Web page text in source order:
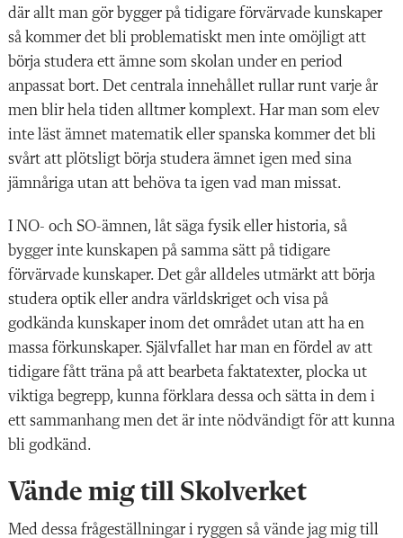
där allt man gör bygger på tidigare förvärvade kunskaper
så kommer det bli problematiskt men inte omöjligt att
börja studera ett ämne som skolan under en period
anpassat bort. Det centrala innehållet rullar runt varje år
men blir hela tiden alltmer komplext. Har man som elev
inte läst ämnet matematik eller spanska kommer det bli
svårt att plötsligt börja studera ämnet igen med sina
jämnåriga utan att behöva ta igen vad man missat.
I NO- och SO-ämnen, låt säga fysik eller historia, så
bygger inte kunskapen på samma sätt på tidigare
förvärvade kunskaper. Det går alldeles utmärkt att börja
studera optik eller andra världskriget och visa på
godkända kunskaper inom det området utan att ha en
massa förkunskaper. Självfallet har man en fördel av att
tidigare fått träna på att bearbeta faktatexter, plocka ut
viktiga begrepp, kunna förklara dessa och sätta in dem i
ett sammanhang men det är inte nödvändigt för att kunna
bli godkänd.
Vände mig till Skolverket
Med dessa frågeställningar i ryggen så vände jag mig till